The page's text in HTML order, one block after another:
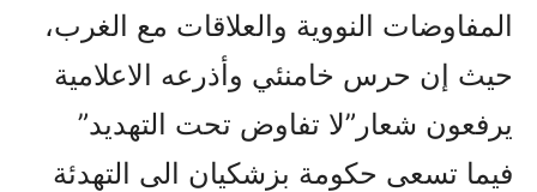
المفاوضات النووية والعلاقات مع الغرب،
حيث إن حرس خامنئي وأذرعه الاعلامية
يرفعون شعار”لا تفاوض تحت التهديد”
فيما تسعى حکومة بزشکيان الى التهدئة